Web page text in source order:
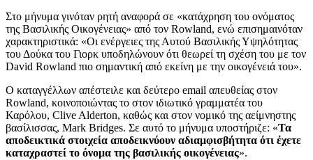
Στο μήνυμα γινόταν ρητή αναφορά σε «κατάχρηση του ονόματος
της Βασιλικής Οικογένειας» από τον Rowland, ενώ επισημαινόταν
χαρακτηριστικά: «Οι ενέργειες της Αυτού Βασιλικής Υψηλότητας
του Δούκα του Γιορκ υποδηλώνουν ότι θεωρεί τη σχέση του με τον
David Rowland πιο σημαντική από εκείνη με την οικογένειά του».
Ο καταγγέλλων απέστειλε και δεύτερο email απευθείας στον
Rowland, κοινοποιώντας το στον ιδιωτικό γραμματέα του
Καρόλου, Clive Alderton, καθώς και στον νομικό της αείμνηστης
βασίλισσας, Mark Bridges. Σε αυτό το μήνυμα υποστήριζε: «Τα
αποδεικτικά στοιχεία αποδεικνύουν αδιαμφισβήτητα ότι έχετε
καταχραστεί το όνομα της βασιλικής οικογένειας».